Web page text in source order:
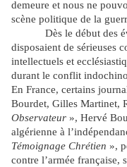
demeure et nous ne
scène politique de la
Dès le début des
disposaient de sérieuses
intellectuels et
durant le conflit
En France, certains
Bourdet, Gilles Martinet,
Observateur », Hervé
algérienne à
Témoignage Chrétien »,
contre l’armée française,